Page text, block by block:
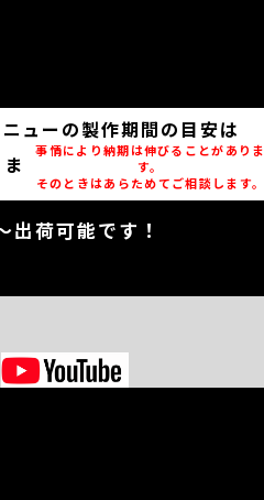
ューの製作期間の目安は
事情により納期は伸びることがありま
す。
そのときはあらためてご相談します。
荷可能です！